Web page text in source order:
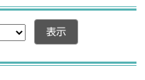
表示